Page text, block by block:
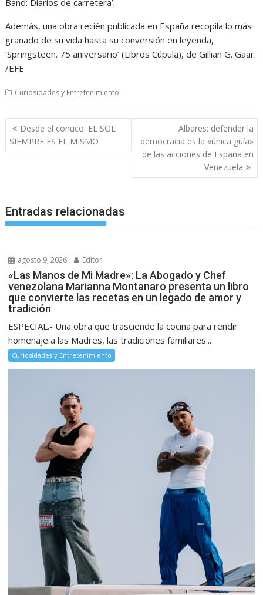
Además, una obra recién publicada en España recopila lo más
granado de su vida hasta su conversión en leyenda,
‘Springsteen. 75 aniversario’ (Libros Cúpula), de Gillian G. Gaar.
/EFE
Curiosidades y Entretenimiento
Navegación
de
entradas
Desde el conuco: EL SOL
SIEMPRE ES EL MISMO
Albares: defender la
democracia es la «única guía»
de las acciones de España en
Venezuela
Entradas relacionadas
agosto 9, 2026 Editor
«Las Manos de Mi Madre»: La Abogado y Chef
venezolana Marianna Montanaro presenta un libro
que convierte las recetas en un legado de amor y
tradición
ESPECIAL.- Una obra que trasciende la cocina para rendir
homenaje a las Madres, las tradiciones familiares...
Curiosidades y Entretenimiento